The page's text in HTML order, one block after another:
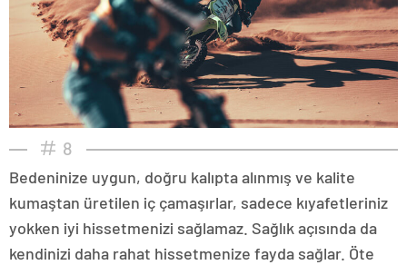
8
Bedeninize uygun, doğru kalıpta alınmış ve kalite
kumaştan üretilen iç çamaşırlar, sadece kıyafetleriniz
yokken iyi hissetmenizi sağlamaz. Sağlık açısında da
kendinizi daha rahat hissetmenize fayda sağlar. Öte